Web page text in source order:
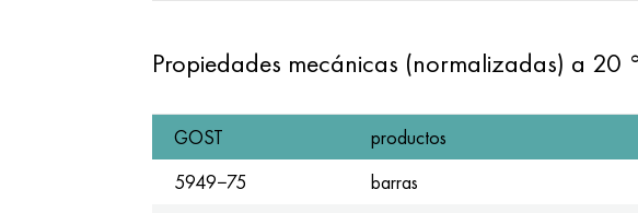
Propiedades mecánicas (normalizadas) a 20
GOST productos
5949−75
barras